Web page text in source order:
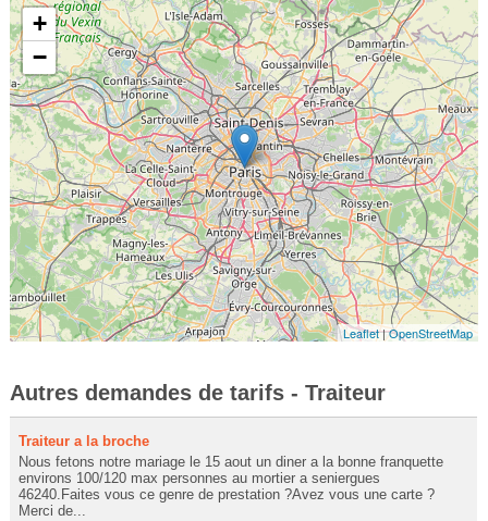
+
−
Leaflet|OpenStreetMap
Autres demandes de tarifs - Traiteur
Traiteur a la broche
Nous fetons notre mariage le 15 aout un diner a la bonne franquette
environs 100/120 max personnes au mortier a seniergues
46240.Faites vous ce genre de prestation ?Avez vous une carte ?
Merci de...